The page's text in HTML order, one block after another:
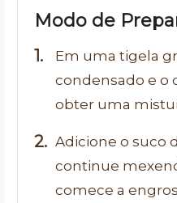
Modo de
Em uma tigela
condensado e o
obter uma
Adicione o suco
continue
comece a